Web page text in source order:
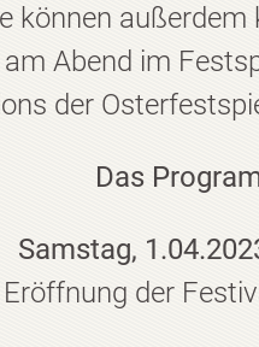
können
Abend im
der
Das
Samstag,
Eröffnung der